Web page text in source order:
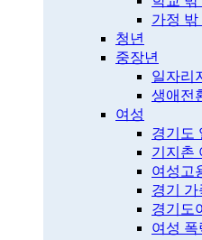
가정 밖
청년
중장년
일자리
생애전
여성
경기도
기지촌
여성고
경기
경기도
여성 폭